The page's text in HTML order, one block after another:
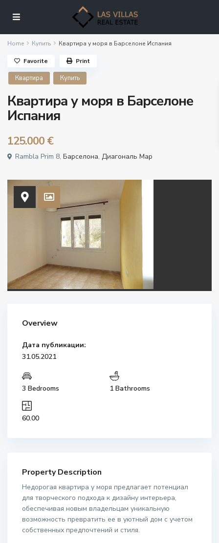
Home Купить Квартира у моря в Барселоне Испания
Квартира Купить
Квартира у моря в Барселоне
Испания
125.000 €
Rambla Prim 8,Барселона,Диагональ Мар
Favorite Print
Overview
Дата публикации:
31.05.2021
3 Bedrooms 1 Bathrooms
60.00
Property Description
Недорогая квартира у моря предлагает потенциал
для творческого подхода к дизайну интерьера,
обеспечивая новым владельцам уникальную
возможность превратить ее в уютный дом с учетом
собственных предпочтений и стиля.